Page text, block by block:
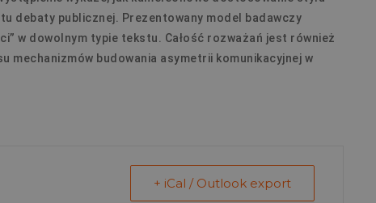
debaty publicznej. Prezentowany model badawczy
w dowolnym typie tekstu. Całość rozważań jest również
mechanizmów budowania asymetrii komunikacyjnej w
+ iCal / Outlook export